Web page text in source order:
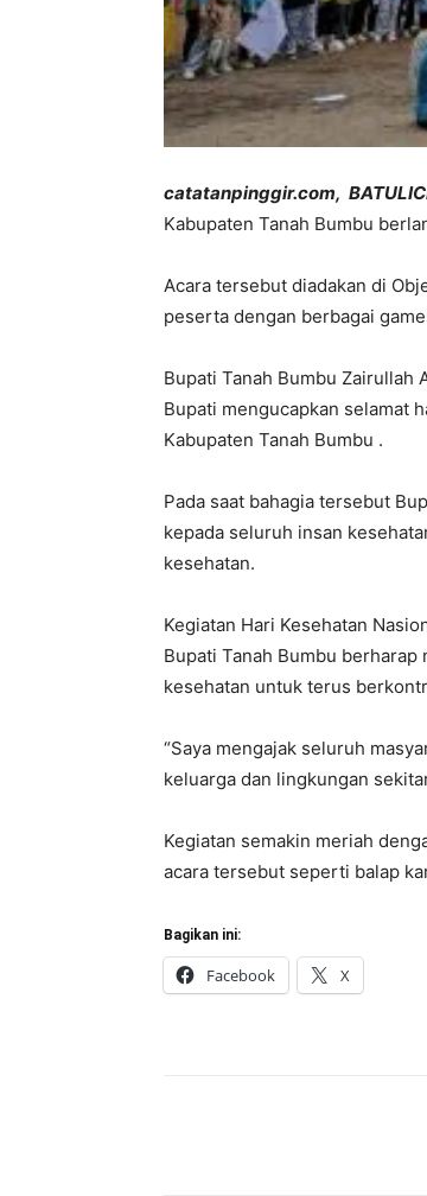
catatanpinggir.com,
Kabupaten Tanah Bumbu
Acara tersebut diadakan di
peserta dengan berbagai
Bupati Tanah Bumbu Zairullah
Bupati mengucapkan selamat
Kabupaten Tanah Bumbu .
Pada saat bahagia tersebut
kepada seluruh insan
kesehatan.
Kegiatan Hari Kesehatan
Bupati Tanah Bumbu
kesehatan untuk terus
“Saya mengajak seluruh
keluarga dan lingkungan
Kegiatan semakin meriah
acara tersebut seperti balap
Bagikan ini:
Facebook X